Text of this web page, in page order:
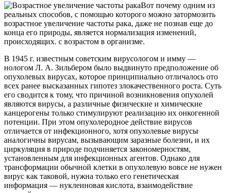
Вот почему одним из
реальных способов, с помощью которого можно затормозить
возрастное увеличение частоты рака, даже не познав еще до
конца его природы, является нормализация изменений,
происходящих. с возрастом в организме.
В 1945 г. известным советским вирусологом и имму —
нологом Л. А. Зильбером было выдвинуто предположение об
опухолевых вирусах, которое принципиально отличалось ото
всех ранее высказанных гипотез злокачественного роста. Суть
его сводится к тому, что причиной возникновения опухолей
являются вирусы, а различные физические и химические
канцерогены только стимулируют реализацию их онкогенной
потенции. При этом опухолеродное действие вирусов
отличается от инфекционного, хотя опухолевые вирусы
аналогичны вирусам, вызывающим заразные болезни, и их
циркуляция в природе подчиняется закономерностям,
установленным для инфекционных агентов. Однако для
трансформации обычной клетки в опухолевую вовсе не нужен
вирус как таковой, нужна только его генетическая
информация — нуклеиновая кислота, взаимодействие